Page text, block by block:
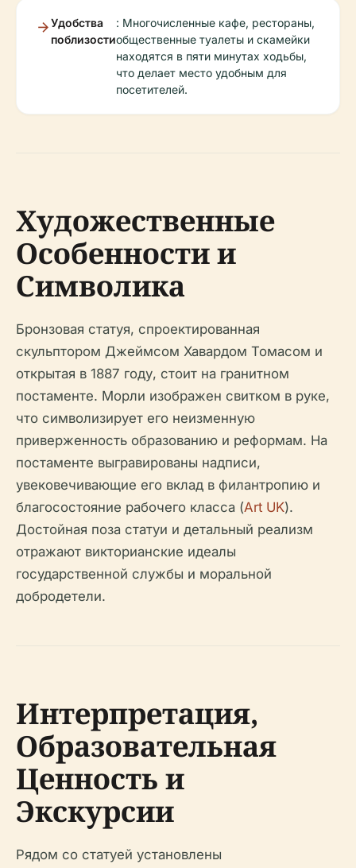
Удобства
поблизости
: Многочисленные кафе, рестораны,
общественные туалеты и скамейки
находятся в пяти минутах ходьбы,
что делает место удобным для
посетителей.
Художественные
Особенности и
Символика
Бронзовая статуя, спроектированная
скульптором Джеймсом Хавардом Томасом и
открытая в 1887 году, стоит на гранитном
постаменте. Морли изображен свитком в руке,
что символизирует его неизменную
приверженность образованию и реформам. На
постаменте выгравированы надписи,
увековечивающие его вклад в филантропию и
благосостояние рабочего класса (Art UK).
Достойная поза статуи и детальный реализм
отражают викторианские идеалы
государственной службы и моральной
добродетели.
Интерпретация,
Образовательная
Ценность и
Экскурсии
Рядом со статуей установлены